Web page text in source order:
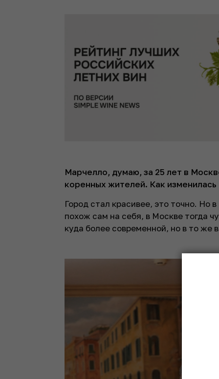
Марчелло, думаю, за 25 лет в
коренных жителей. Как
Город стал красивее, это точно. Но
похож сам на себя, в Москве тогда
куда более современной, но в то же